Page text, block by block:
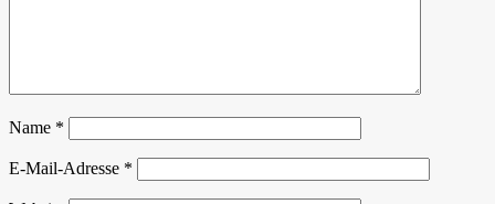
Name *
E-Mail-Adresse *